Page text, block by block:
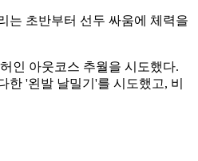
는 초반부터 선두 싸움에 체력을
인 아웃코스 추월을 시도했다.
'왼발 날밀기'를 시도했고, 비